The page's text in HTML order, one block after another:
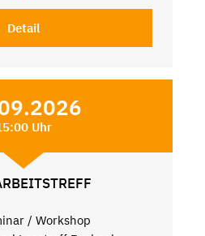
Detail
Uhr
/ Workshop